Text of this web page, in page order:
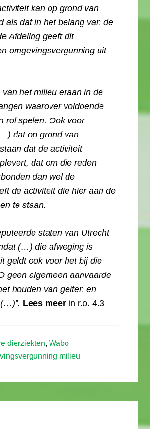
kan op grond van
als dat in het belang van de
Afdeling geeft dit
omgevingsvergunning uit
het milieu eraan in de
waarover voldoende
rol spelen. Ook voor
dat op grond van
dat de activiteit
dat om die reden
dan wel de
de activiteit die hier aan de
te staan.
staten van Utrecht
(…) die afweging is
geldt ook voor het bij die
geen algemeen aanvaarde
houden van geiten en
Lees meer in r.o. 4.3
dierziekten, Wabo
milieu